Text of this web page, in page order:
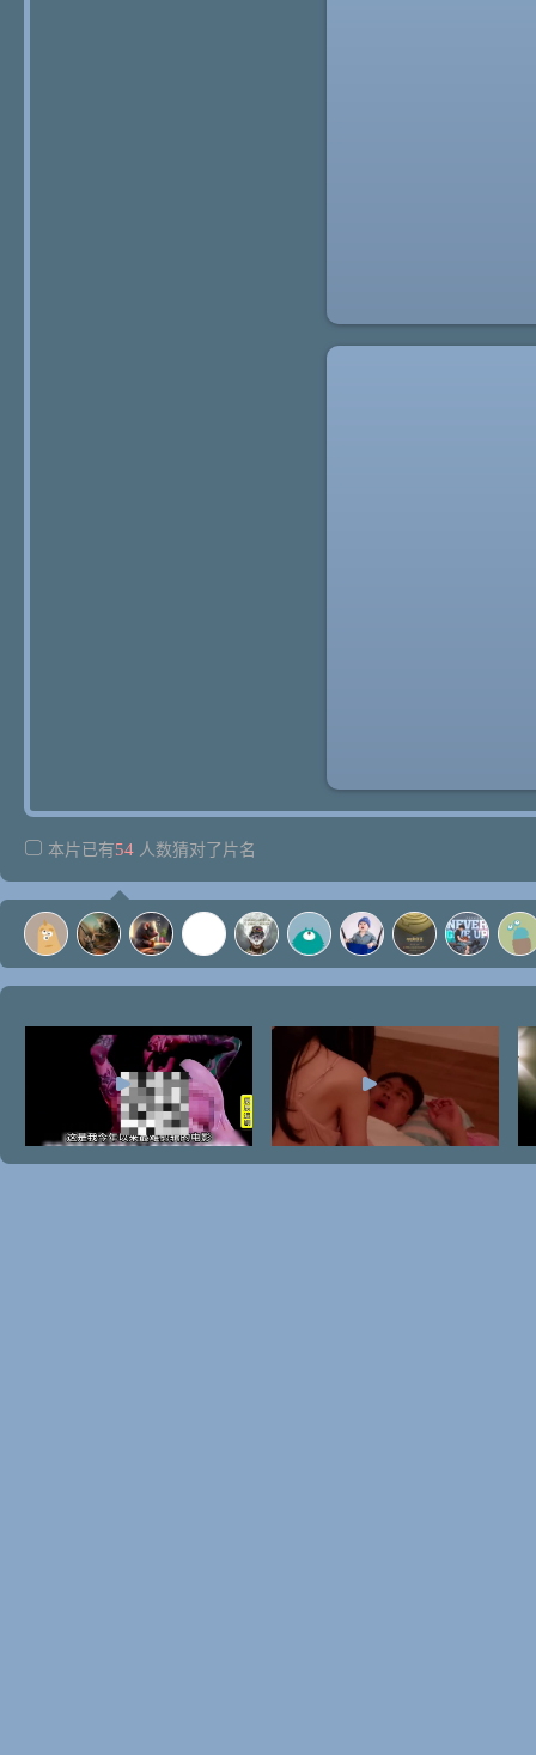
本片已有54 人数猜对了片名